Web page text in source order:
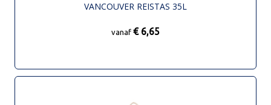
VANCOUVER REISTAS 35L
vanaf € 6,65